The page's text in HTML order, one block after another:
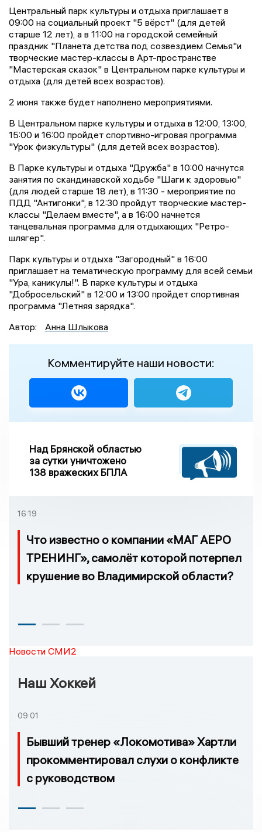
Центральный парк культуры и отдыха приглашает в
09:00 на социальный проект "5 вёрст" (для детей
старше 12 лет), а в 11:00 на городской семейный
праздник "Планета детства под созвездием Семья"и
творческие мастер-классы в Арт-пространстве
"Мастерская сказок" в Центральном парке культуры и
отдыха (для детей всех возрастов).
2 июня также будет наполнено мероприятиями.
В Центральном парке культуры и отдыха в 12:00, 13:00,
15:00 и 16:00 пройдет спортивно-игровая программа
"Урок физкультуры" (для детей всех возрастов).
В Парке культуры и отдыха "Дружба" в 10:00 начнутся
занятия по скандинавской ходьбе "Шаги к здоровью"
(для людей старше 18 лет), в 11:30 - мероприятие по
ПДД "Антигонки", в 12:30 пройдут творческие мастер-
классы "Делаем вместе", а в 16:00 начнется
танцевальная программа для отдыхающих "Ретро-
шлягер".
Парк культуры и отдыха "Загородный" в 16:00
приглашает на тематическую программу для всей семьи
"Ура, каникулы!". В парке культуры и отдыха
"Добросельский" в 12:00 и 13:00 пройдет спортивная
программа "Летняя зарядка".
Автор:
Анна Шлыкова
Комментируйте наши новости:
Над Брянской областью
за сутки уничтожено
138 вражеских БПЛА
16:19
Что известно о компании «МАГ АЕРО
ТРЕНИНГ», самолёт которой потерпел
крушение во Владимирской области?
Новости СМИ2
Наш Хоккей
09:01
Бывший тренер «Локомотива» Хартли
прокомментировал слухи о конфликте
с руководством